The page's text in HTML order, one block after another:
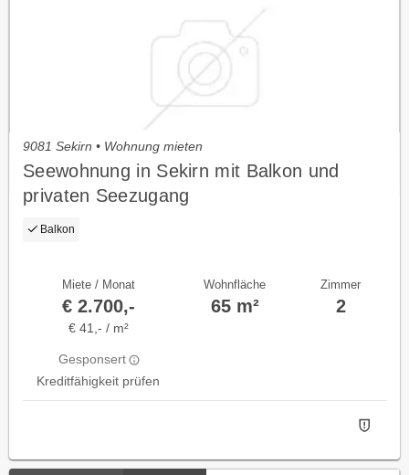
9081 Sekirn • Wohnung mieten
Seewohnung in Sekirn mit Balkon und
privaten Seezugang
Balkon
Miete / Monat
€ 2.700,-
€ 41,- / m²
Gesponsert
Kreditfähigkeit prüfen
Wohnfläche
65 m²
Zimmer
2